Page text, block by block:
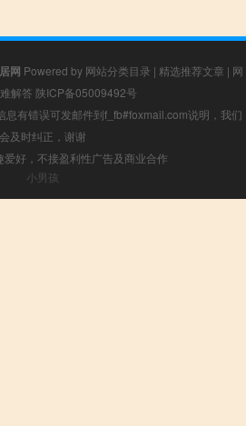
网 Powered by 网站分类目录 | 精选推荐文章 | 网
解答 陕ICP备05009492号
息有错误可发邮件到f_fb#foxmail.com说明，我们
会及时纠正，谢谢
好，不接盈利性广告及商业合作
小男孩